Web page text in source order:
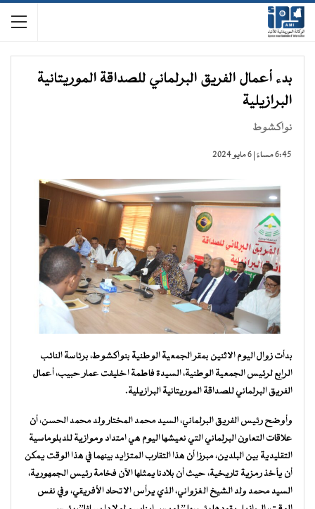
بدء أعمال الفريق البرلماني للصداقة الموريتانية
البرازيلية
نواكشوط
6:45 مساءً | 6 مايو 2024
بدأت زوال اليوم الاثنين بمقر الجمعية الوطنية بنواكشوط، برئاسة النائب
الرابع لرئيس الجمعية الوطنية، السيدة فاطمة اخليفت عمار حبيب، أعمال
الفريق البرلماني للصداقة الموريتانية البرازيلية.
وأوضح رئيس الفريق البرلماني، السيد محمد المختار ولد محمد الحسن، أن
علاقات التعاون البرلماني التي نعيشها اليوم هي امتداد وموازية للدبلوماسية
التقليدية بين البلدين، مبرزا أن هذا التقارب المتزايد بينهما في هذا الوقت يمكن
أن يأخذ رمزية تاريخية، حيث أن بلادنا يمثلها الآن فخامة رئيس الجمهورية،
السيد محمد ولد الشيخ الغزواني، الذي يرأس الاتحاد الأفريقي، وفي نفس